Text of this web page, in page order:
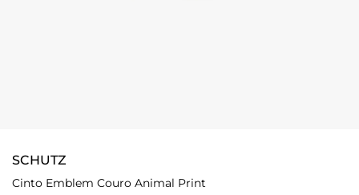
SCHUTZ
Cinto Emblem Couro Animal Print